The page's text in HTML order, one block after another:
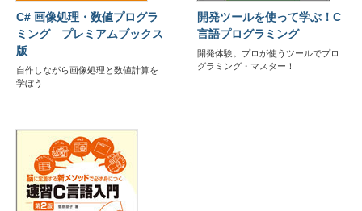
C# 画像処理・数値プログラ
ミング プレミアムブックス
版
自作しながら画像処理と数値計算を
学ぼう
開発ツールを使って学ぶ！C
言語プログラミング
開発体験。プロが使うツールでプロ
グラミング・マスター！